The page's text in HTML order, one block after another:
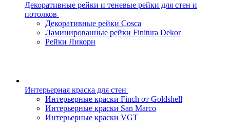
Декоративные рейки и теневые рейки для стен и
потолков
Декоративные рейки Cosca
Ламинированные рейки Finitura Dekor
Рейки Ликорн
Интерьерная краска для стен
Интерьерные краски Finch от Goldshell
Интерьерные краски San Marco
Интерьерные краски VGT